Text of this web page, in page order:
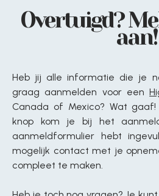
Overtuigd?
aan!
Heb jij alle informatie die je
graag aanmelden voor een
Canada of Mexico? Wat
knop kom je bij het
aanmeldformulier hebt
mogelijk contact met je
compleet te maken.